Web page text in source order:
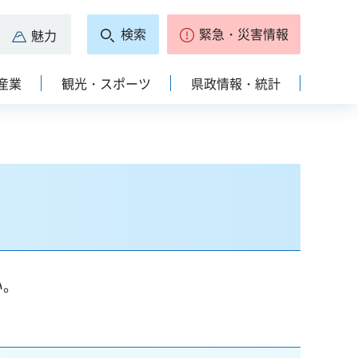
魅力 検索 緊急・災害情報
業 観光・スポーツ 県政情報・統計